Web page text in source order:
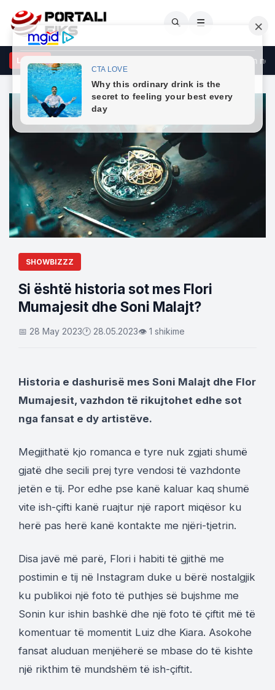
🔍 ☰
LAJME
shtetas të huaj shoqërohen në polici të Ferizajt, qëndronin në
SHOWBIZZZ
Si është historia sot mes Flori
Mumajesit dhe Soni Malajt?
📅 28 May 2023🕐 28.05.2023👁 1 shikime
Historia e dashurisë mes Soni Malajt dhe Flor
Mumajesit, vazhdon të rikujtohet edhe sot
nga fansat e dy artistëve.
Megjithatë kjo romanca e tyre nuk zgjati shumë
gjatë dhe secili prej tyre vendosi të vazhdonte
jetën e tij. Por edhe pse kanë kaluar kaq shumë
vite ish-çifti kanë ruajtur një raport miqësor ku
herë pas herë kanë kontakte me njëri-tjetrin.
Disa javë më parë, Flori i habiti të gjithë me
postimin e tij në Instagram duke u bërë nostalgjik
ku publikoi një foto të puthjes së bujshme me
Sonin kur ishin bashkë dhe një foto të çiftit më të
komentuar të momentit Luiz dhe Kiara. Asokohe
fansat aluduan menjëherë se mbase do të kishte
një rikthim të mundshëm të ish-çiftit.